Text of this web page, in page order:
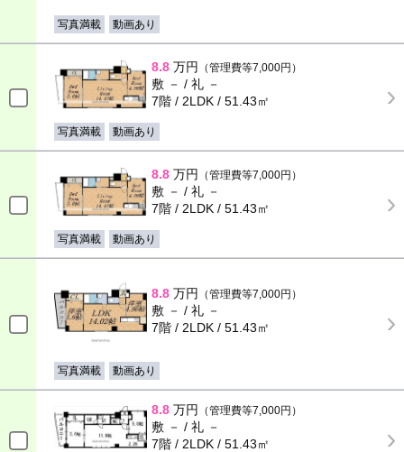
写真満載 動画あり
8.8 万円 （管理費等7,000円）
敷 － / 礼 －
7階 / 2LDK / 51.43㎡
写真満載 動画あり
8.8 万円 （管理費等7,000円）
敷 － / 礼 －
7階 / 2LDK / 51.43㎡
写真満載 動画あり
8.8 万円 （管理費等7,000円）
敷 － / 礼 －
7階 / 2LDK / 51.43㎡
写真満載 動画あり
8.8 万円 （管理費等7,000円）
敷 － / 礼 －
7階 / 2LDK / 51.43㎡